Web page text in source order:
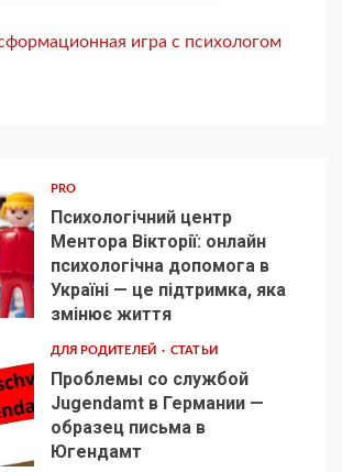
игра с психологом
PRO
Психологічний центр
Ментора Вікторії: онлайн
психологічна допомога в
Україні — це підтримка, яка
змінює життя
ДЛЯ РОДИТЕЛЕЙ СТАТЬИ
Проблемы со службой
Jugendamt в Германии —
образец письма в
Югендамт